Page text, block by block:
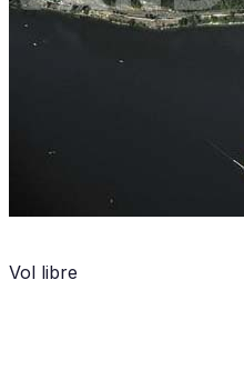
Vol libre